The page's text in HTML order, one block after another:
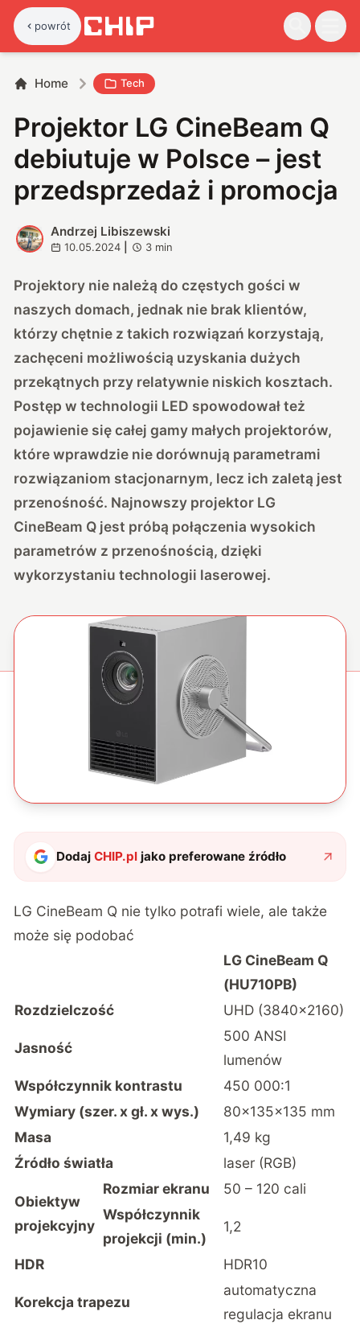
powrót
Home Tech
Projektor LG CineBeam Q
debiutuje w Polsce – jest
przedsprzedaż i promocja
A
Andrzej Libiszewski
10.05.2024 3 min
Projektory nie należą do częstych gości w
naszych domach, jednak nie brak klientów,
którzy chętnie z takich rozwiązań korzystają,
zachęceni możliwością uzyskania dużych
przekątnych przy relatywnie niskich kosztach.
Postęp w technologii LED spowodował też
pojawienie się całej gamy małych projektorów,
które wprawdzie nie dorównują parametrami
rozwiązaniom stacjonarnym, lecz ich zaletą jest
przenośność. Najnowszy projektor LG
CineBeam Q jest próbą połączenia wysokich
parametrów z przenośnością, dzięki
wykorzystaniu technologii laserowej.
DodajCHIP.pl jako preferowane źródło
LG CineBeam Q nie tylko potrafi wiele, ale także
może się podobać
LG CineBeam Q
(HU710PB)
Rozdzielczość
UHD (3840×2160)
Jasność
500 ANSI
lumenów
Współczynnik kontrastu
450 000:1
Wymiary (szer. x gł. x wys.)
80×135×135 mm
Masa
1,49 kg
Źródło światła
laser (RGB)
Obiektyw
projekcyjny
Rozmiar ekranu
50 – 120 cali
Współczynnik
projekcji (min.)
1,2
HDR HDR10
Korekcja trapezu
automatyczna
regulacja ekranu